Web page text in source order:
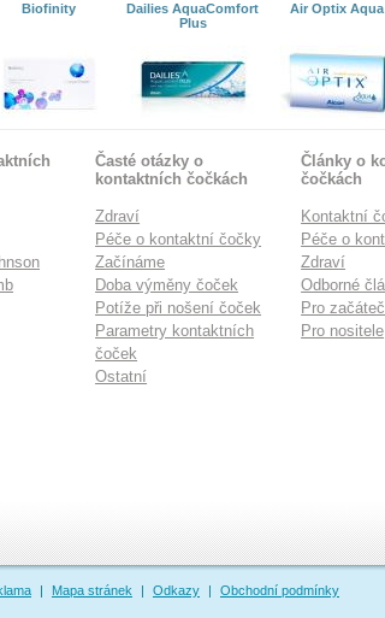
Biofinity
Dailies AquaComfort
Plus
Air Optix Aqua
Časté otázky o
kontaktních čočkách
Zdraví
Péče o kontaktní čočky
Začínáme
Doba výměny čoček
Potíže při nošení čoček
Parametry kontaktních
čoček
Ostatní
Články o
čočkách
Kontaktní
Péče o
Zdraví
Odborné
Pro
Pro nositele
| Mapa stránek | Odkazy | Obchodní podmínky